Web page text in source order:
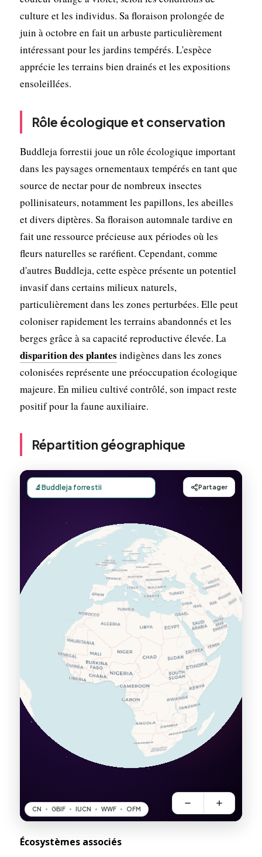
culture et les individus. Sa floraison prolongée de
juin à octobre en fait un arbuste particulièrement
intéressant pour les jardins tempérés. L'espèce
apprécie les terrains bien drainés et les expositions
ensoleillées.
Rôle écologique et conservation
Buddleja forrestii joue un rôle écologique important
dans les paysages ornementaux tempérés en tant que
source de nectar pour de nombreux insectes
pollinisateurs, notamment les papillons, les abeilles
et divers diptères. Sa floraison automnale tardive en
fait une ressource précieuse aux périodes où les
fleurs naturelles se raréfient. Cependant, comme
d'autres Buddleja, cette espèce présente un potentiel
invasif dans certains milieux naturels,
particulièrement dans les zones perturbées. Elle peut
coloniser rapidement les terrains abandonnés et les
berges grâce à sa capacité reproductive élevée. La
disparition des plantes indigènes dans les zones
colonisées représente une préoccupation écologique
majeure. En milieu cultivé contrôlé, son impact reste
positif pour la faune auxiliaire.
Répartition géographique
Écosystèmes associés